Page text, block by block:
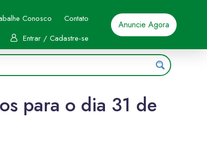
Conosco
Contato
Entrar / Cadastre-se
Anuncie Agora
para o dia 31 de